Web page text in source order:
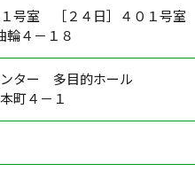
号室 ［２４日］４０１号室
輪４－１８
ター 多目的ホール
町４－１